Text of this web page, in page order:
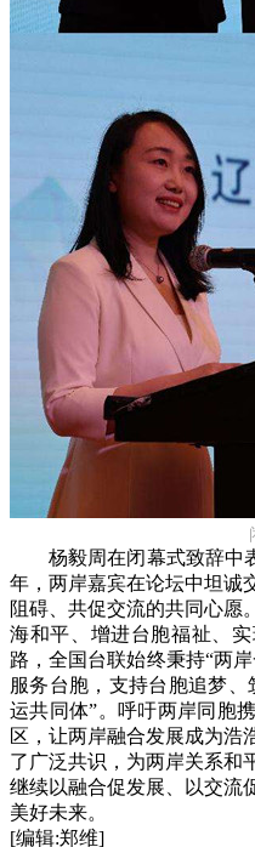
杨毅周在闭幕式致辞中表
年，两岸嘉宾在论坛中坦诚
阻碍、共促交流的共同心愿
海和平、增进台胞福祉、
路，全国台联始终秉持“两
服务台胞，支持台胞追梦
运共同体”。呼吁两岸同胞
区，让两岸融合发展成为浩
了广泛共识，为两岸关系和
继续以融合促发展、以交流
美好未来。
[编辑:郑维]